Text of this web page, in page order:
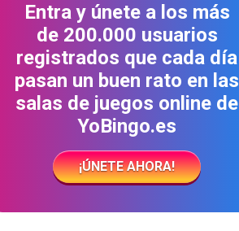
Entra y únete a los más
de 200.000 usuarios
registrados que cada día
pasan un buen rato en las
salas de juegos online de
YoBingo.es
¡ÚNETE AHORA!